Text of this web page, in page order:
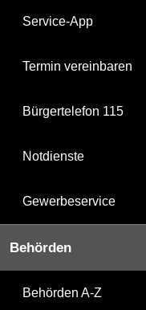
Service-App
Termin vereinbaren
Bürgertelefon 115
Notdienste
Gewerbeservice
Behörden
Behörden A-Z